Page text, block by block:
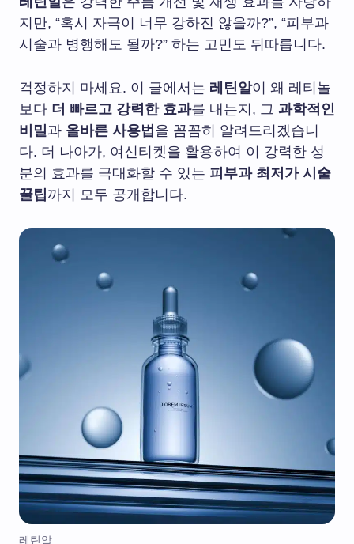
지만, “혹시 자극이 너무 강하진 않을까?”, “피부과
시술과 병행해도 될까?” 하는 고민도 뒤따릅니다.
걱정하지 마세요. 이 글에서는 레틴알이 왜 레티놀
보다 더 빠르고 강력한 효과를 내는지, 그 과학적인
비밀과 올바른 사용법 을 꼼꼼히 알려드리겠습니
다. 더 나아가, 여신티켓을 활용하여 이 강력한 성
분의 효과를 극대화할 수 있는 피부과 최저가 시술
꿀팁까지 모두 공개합니다.
레틴알